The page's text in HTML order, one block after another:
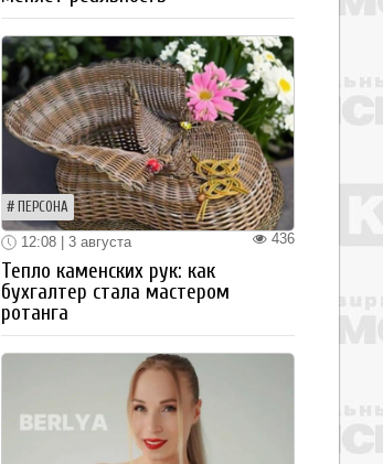
ПЕРСОНА
436
12:08 | 3 августа
Тепло каменских рук: как
бухгалтер стала мастером
ротанга